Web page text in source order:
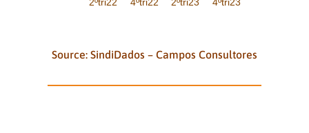
Source: SindiDados – Campos Consultores